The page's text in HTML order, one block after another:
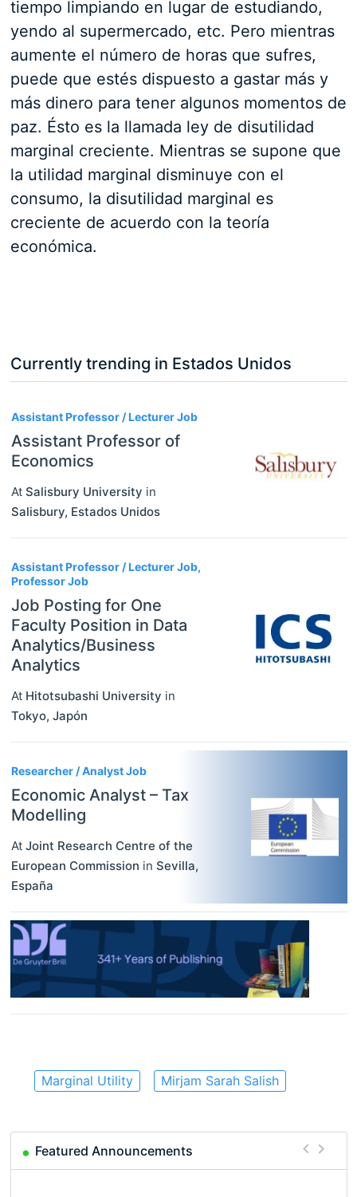
tiempo limpiando en lugar de estudiando,
yendo al supermercado, etc. Pero mientras
aumente el número de horas que sufres,
puede que estés dispuesto a gastar más y
más dinero para tener algunos momentos de
paz. Ésto es la llamada ley de disutilidad
marginal creciente. Mientras se supone que
la utilidad marginal disminuye con el
consumo, la disutilidad marginal es
creciente de acuerdo con la teoría
económica.
Currently trending in Estados Unidos
Assistant Professor / Lecturer Job
Assistant Professor of
Economics
At Salisbury University in
Salisbury, Estados Unidos
Assistant Professor / Lecturer Job,
Professor Job
Job Posting for One
Faculty Position in Data
Analytics/Business
Analytics
At Hitotsubashi University in
Tokyo, Japón
Researcher / Analyst Job
Economic Analyst – Tax
Modelling
At Joint Research Centre of the
European Commission in Sevilla,
España
Marginal Utility Mirjam Sarah Salish
Featured Announcements